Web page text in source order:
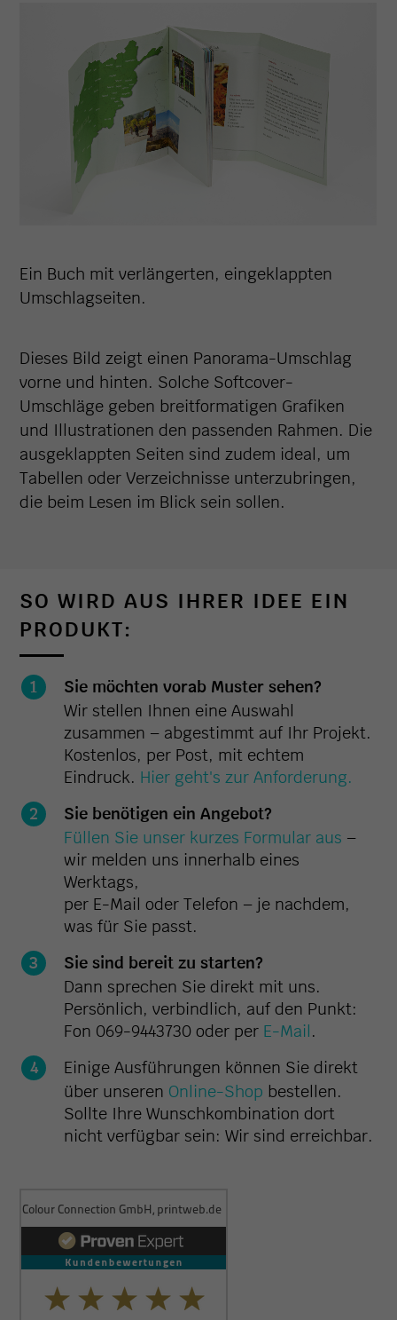
Ein Buch mit verlängerten, eingeklappten
Umschlagseiten.
Dieses Bild zeigt einen Panorama-Umschlag
vorne und hinten. Solche Softcover-
Umschläge geben breitformatigen Grafiken
und Illustrationen den passenden Rahmen. Die
ausgeklappten Seiten sind zudem ideal, um
Tabellen oder Verzeichnisse unterzubringen,
die beim Lesen im Blick sein sollen.
SO WIRD AUS IHRER IDEE EIN
PRODUKT:
Sie möchten vorab Muster sehen?
Wir stellen Ihnen eine Auswahl
zusammen – abgestimmt auf Ihr Projekt.
Kostenlos, per Post, mit echtem
Eindruck. Hier geht's zur Anforderung.
Sie benötigen ein Angebot?
Füllen Sie unser kurzes Formular aus –
wir melden uns innerhalb eines
Werktags,
per E-Mail oder Telefon – je nachdem,
was für Sie passt.
Sie sind bereit zu starten?
Dann sprechen Sie direkt mit uns.
Persönlich, verbindlich, auf den Punkt:
Fon 069-9443730 oder per E-Mail.
Einige Ausführungen können Sie direkt
über unseren Online-Shop bestellen.
Sollte Ihre Wunschkombination dort
nicht verfügbar sein: Wir sind erreichbar.